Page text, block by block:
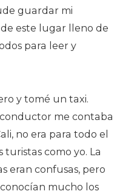
guardar mi
este lugar lleno de
para leer y
y tomé un taxi.
me contaba
no era para todo el
como yo. La
eran confusas, pero
mucho los